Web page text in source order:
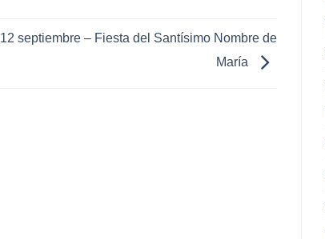
12 septiembre – Fiesta del Santísimo Nombre de
María